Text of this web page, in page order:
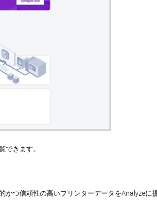
できます。
つ信頼性の高いプリンターデータをAnalyzeに